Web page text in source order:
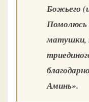
Божьего
Помолюсь
матушки,
Аминь».